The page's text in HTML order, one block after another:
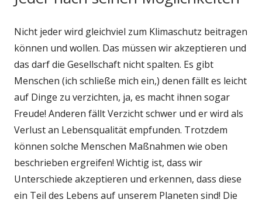
Nicht jeder wird gleichviel zum Klimaschutz beitragen
können und wollen. Das müssen wir akzeptieren und
das darf die Gesellschaft nicht spalten. Es gibt
Menschen (ich schließe mich ein,) denen fällt es leicht
auf Dinge zu verzichten, ja, es macht ihnen sogar
Freude! Anderen fällt Verzicht schwer und er wird als
Verlust an Lebensqualität empfunden. Trotzdem
können solche Menschen Maßnahmen wie oben
beschrieben ergreifen! Wichtig ist, dass wir
Unterschiede akzeptieren und erkennen, dass diese
ein Teil des Lebens auf unserem Planeten sind! Die